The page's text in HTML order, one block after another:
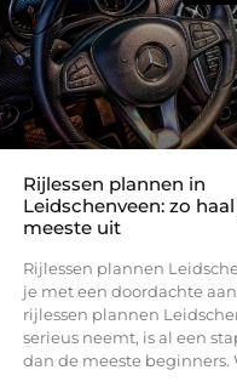
Rijlessen plannen in
Leidschenveen: zo
meeste uit
Rijlessen plannen
je met een doordachte
rijlessen plannen
serieus neemt, is al een
dan de meeste beginners.